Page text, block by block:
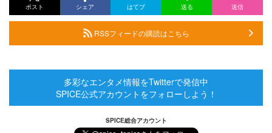
ポスト シェア はてブ 送る 送信
RSSフィードの購読はこちら
多彩なエンタメ情報をTwitterで発信中
SPICE公式アカウントをフォローしよう！
SPICE総合アカウント